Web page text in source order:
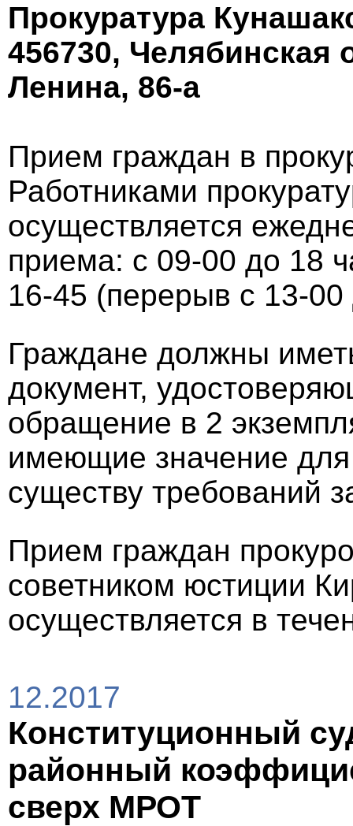
Прокуратура
456730, Челябинская
Ленина, 86-а
Прием граждан в
Работниками
осуществляется
приема: с 09-00 до 18
16-45 (перерыв с 13-
Граждане должны
документ,
обращение в 2
имеющие значение
существу требований
Прием граждан
советником юстиции
осуществляется в
12.2017
Конституционный
районный
сверх МРОТ